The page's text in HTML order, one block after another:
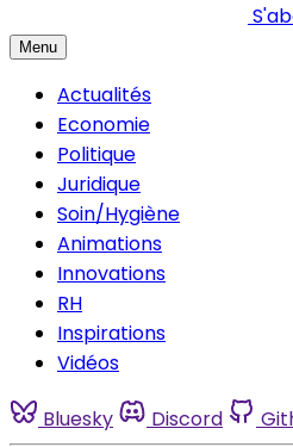
Menu
Actualités
Economie
Politique
Juridique
Soin/Hygiène
Animations
Innovations
RH
Inspirations
Vidéos
Bluesky Discord